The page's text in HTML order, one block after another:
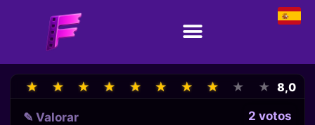
★
★ ★
★ ★
★ ★
★ ★
★ ★
★ ★
★ ★
★ ★
★ ★
★ 8,0
✎ Valorar 2 votos